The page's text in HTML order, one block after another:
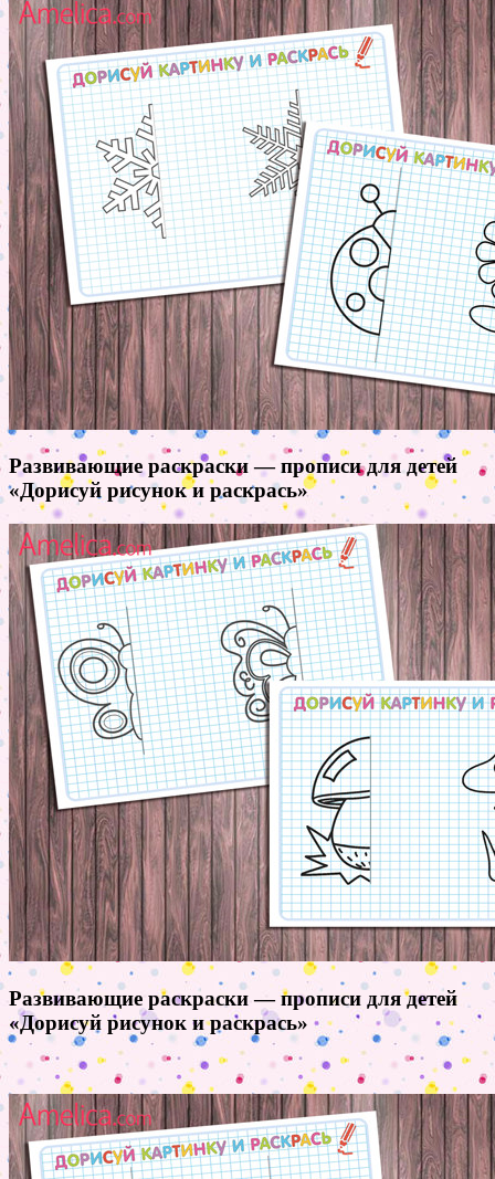
Развивающие раскраски — прописи для детей
«Дорисуй рисунок и раскрась»
Развивающие раскраски — прописи для детей
«Дорисуй рисунок и раскрась»